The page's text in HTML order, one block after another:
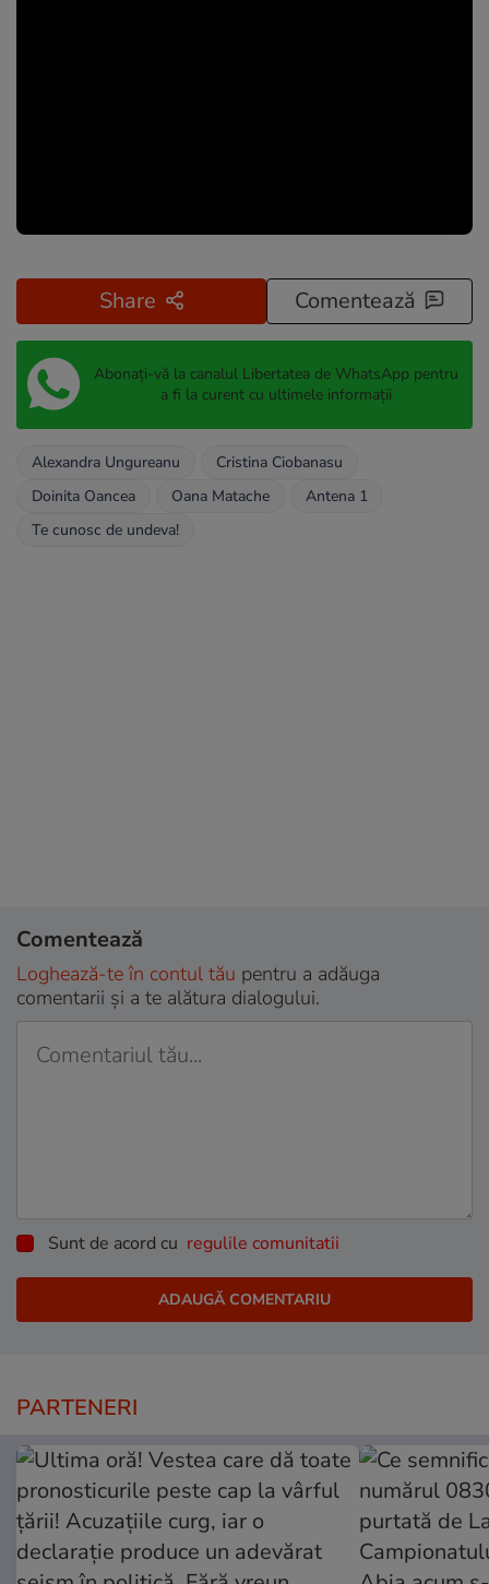
Share Comentează
Abonați-vă la canalul Libertatea de WhatsApp pentru
a fi la curent cu ultimele informații
Alexandra Ungureanu
Cristina Ciobanasu
Doinita Oancea
Oana Matache
Antena 1
Te cunosc de undeva!
Comentează
Loghează-te în contul tău pentru a adăuga
comentarii și a te alătura dialogului.
Sunt de acord cu regulile comunitatii
PARTENERI